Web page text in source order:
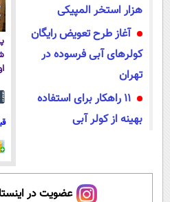
هزار استخر المپیکی
آغاز طرح تعویض رایگان
کولرهای آبی فرسوده در
تهران
11 راهکار برای استفاده
بهینه از کولر آبی
عضویت در